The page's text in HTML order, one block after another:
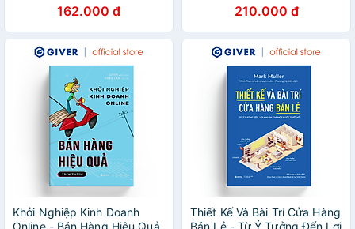
162.000 đ 210.000 đ
Khởi Nghiệp Kinh Doanh
Online - Bán Hàng Hiệu Quả
Thiết Kế Và Bài Trí Cửa Hàng
Bán Lẻ - Từ Ý Tưởng Đến Lợi